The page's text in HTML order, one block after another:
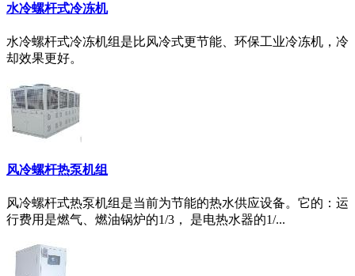
水冷螺杆式冷冻机
水冷螺杆式冷冻机组是比风冷式更节能、环保工业冷冻机，冷
却效果更好。
风冷螺杆热泵机组
风冷螺杆式热泵机组是当前为节能的热水供应设备。它的：运
行费用是燃气、燃油锅炉的1/3， 是电热水器的1/...